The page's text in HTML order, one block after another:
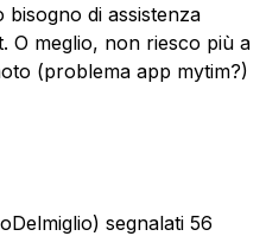
bisogno di assistenza
O meglio, non riesco più a
(problema app mytim?)
segnalati 56